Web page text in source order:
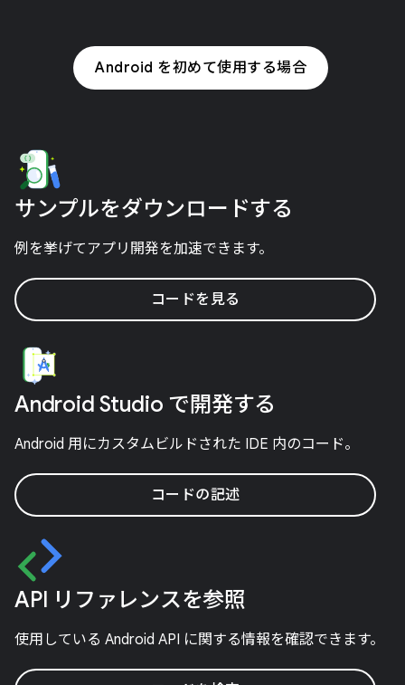
Android を初めて使用する場合
サンプルをダウンロードする
例を挙げてアプリ開発を加速できます。
コードを見る
Android Studio で開発する
Android 用にカスタムビルドされた IDE 内のコード。
コードの記述
API リファレンスを参照
使用している Android API に関する情報を確認できます。